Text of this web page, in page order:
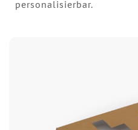
personalisierbar.